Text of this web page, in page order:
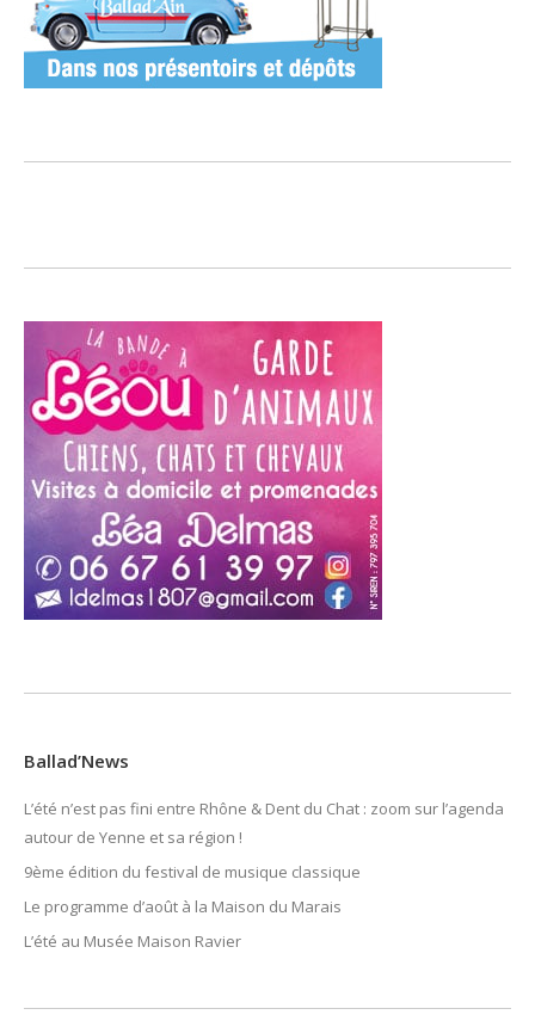
Ballad’News
L’été n’est pas fini entre Rhône & Dent du Chat : zoom sur l’agenda
autour de Yenne et sa région !
9ème édition du festival de musique classique
Le programme d’août à la Maison du Marais
L’été au Musée Maison Ravier